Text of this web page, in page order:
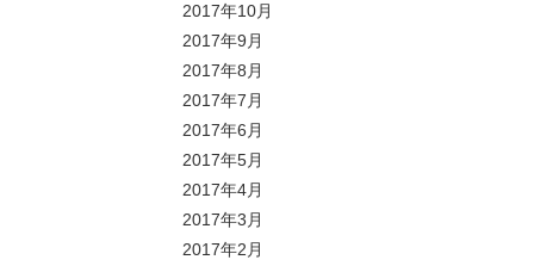
2017年10月
2017年9月
2017年8月
2017年7月
2017年6月
2017年5月
2017年4月
2017年3月
2017年2月